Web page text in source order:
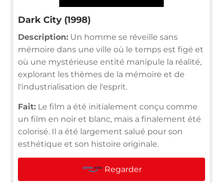
Dark City (1998)
Description: Un homme se réveille sans
mémoire dans une ville où le temps est figé et
où une mystérieuse entité manipule la réalité,
explorant les thèmes de la mémoire et de
l'industrialisation de l'esprit.
Fait: Le film a été initialement conçu comme
un film en noir et blanc, mais a finalement été
colorisé. Il a été largement salué pour son
esthétique et son histoire originale.
Regarder